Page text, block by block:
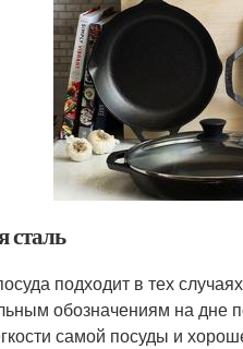
сталь
подходит в тех
обозначениям на дне
самой посуды и